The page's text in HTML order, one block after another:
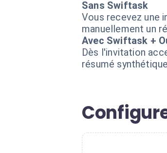
Sans Swiftask
Vous recevez une
manuellement un
Avec Swiftask +
Dès l'invitation
résumé